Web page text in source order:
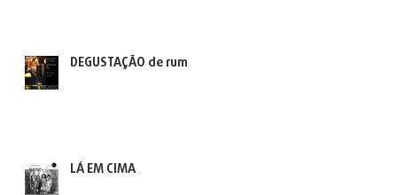
DEGUSTAÇÃO de rum
LÁ EM CIMA